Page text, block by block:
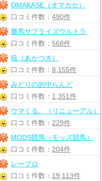
OMAKASE（オマカセ）
口コミ件数：490件
勝馬サプライズウルトラ
口コミ件数： 568件
暁（あかつき）
口コミ件数：8,155件
みどりの的中らんど
口コミ件数： 1,351件
ウマくる。（リニューアル）
口コミ件数： 229件
MODS競馬（モッズ競馬）
口コミ件数： 204件
レープロ
口コミ件数： 19,113件